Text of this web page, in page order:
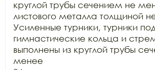
круглой трубы сечением не
листового металла толщиной
Усиленные турники, турники под
гимнастические кольца и
выполнены из круглой трубы
менее